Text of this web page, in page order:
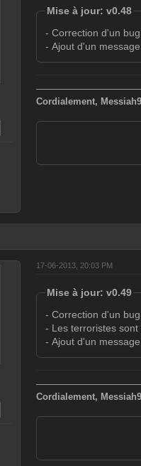
Mise à jour: v0.48
- Correction d'un
- Ajout d'un
Cordialement,
17-06-2013, 20:03 PM
Mise à jour: v0.49
- Correction d'un
- Les terroristes sont
- Ajout d'un
Cordialement,